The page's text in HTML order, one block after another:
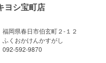
ヨシ宝町店
福岡県春日市伯玄町２-１２
ふくおかけんかすがし
092-592-9870